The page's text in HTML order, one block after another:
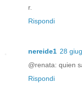
r.
Rispondi
nereide1 28
@renata: quien
Rispondi